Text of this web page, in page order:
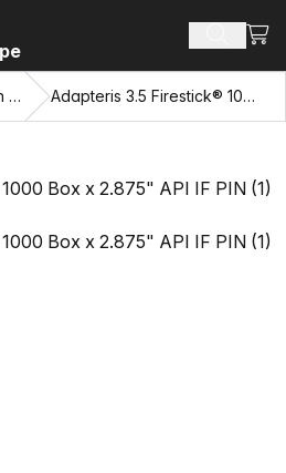
Meklēt
Adapteri un velkamās acis Adapteris 3.5 Firestick® 1000 Box x 2.875" API IF PIN